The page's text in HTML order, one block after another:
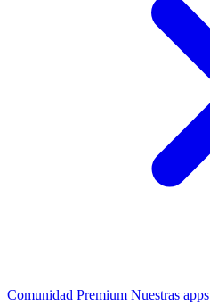
Comunidad Premium Nuestras apps